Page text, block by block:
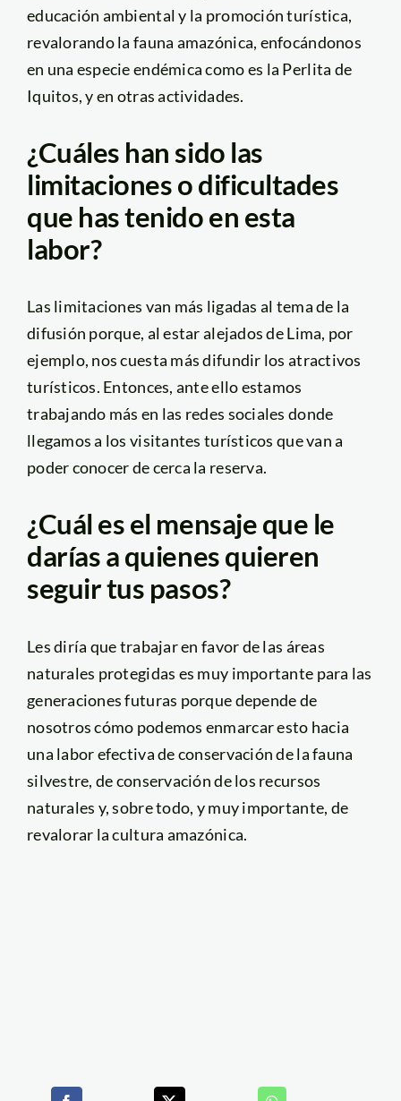
educación ambiental y la promoción turística,
revalorando la fauna amazónica, enfocándonos
en una especie endémica como es la Perlita de
Iquitos, y en otras actividades.
¿Cuáles han sido las
limitaciones o dificultades
que has tenido en esta
labor?
Las limitaciones van más ligadas al tema de la
difusión porque, al estar alejados de Lima, por
ejemplo, nos cuesta más difundir los atractivos
turísticos. Entonces, ante ello estamos
trabajando más en las redes sociales donde
llegamos a los visitantes turísticos que van a
poder conocer de cerca la reserva.
¿Cuál es el mensaje que le
darías a quienes quieren
seguir tus pasos?
Les diría que trabajar en favor de las áreas
naturales protegidas es muy importante para las
generaciones futuras porque depende de
nosotros cómo podemos enmarcar esto hacia
una labor efectiva de conservación de la fauna
silvestre, de conservación de los recursos
naturales y, sobre todo, y muy importante, de
revalorar la cultura amazónica.